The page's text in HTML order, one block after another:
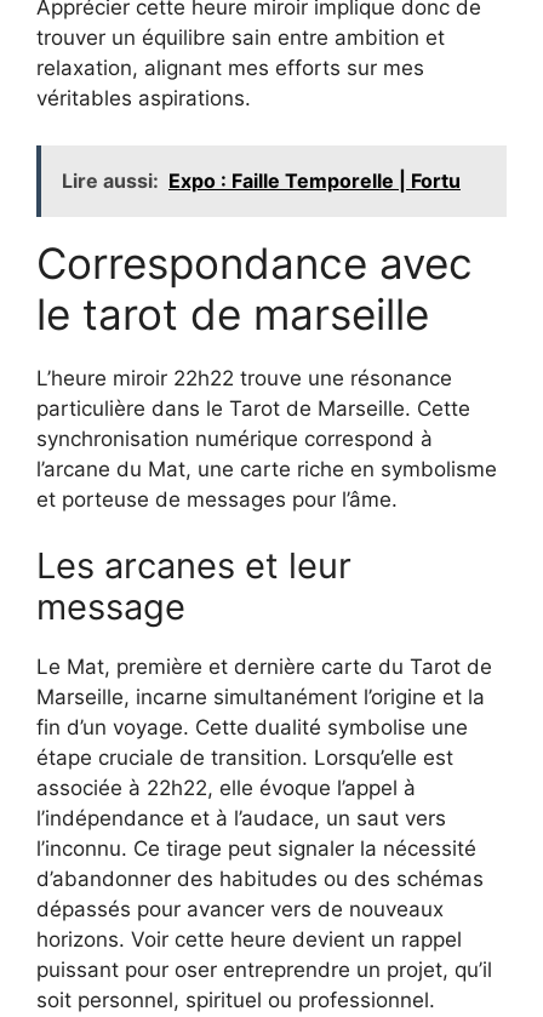
Apprécier cette heure miroir implique donc de
trouver un équilibre sain entre ambition et
relaxation, alignant mes efforts sur mes
véritables aspirations.
Lire aussi: Expo : Faille Temporelle | Fortu
Correspondance avec
le tarot de marseille
L’heure miroir 22h22 trouve une résonance
particulière dans le Tarot de Marseille. Cette
synchronisation numérique correspond à
l’arcane du Mat, une carte riche en symbolisme
et porteuse de messages pour l’âme.
Les arcanes et leur
message
Le Mat, première et dernière carte du Tarot de
Marseille, incarne simultanément l’origine et la
fin d’un voyage. Cette dualité symbolise une
étape cruciale de transition. Lorsqu’elle est
associée à 22h22, elle évoque l’appel à
l’indépendance et à l’audace, un saut vers
l’inconnu. Ce tirage peut signaler la nécessité
d’abandonner des habitudes ou des schémas
dépassés pour avancer vers de nouveaux
horizons. Voir cette heure devient un rappel
puissant pour oser entreprendre un projet, qu’il
soit personnel, spirituel ou professionnel.